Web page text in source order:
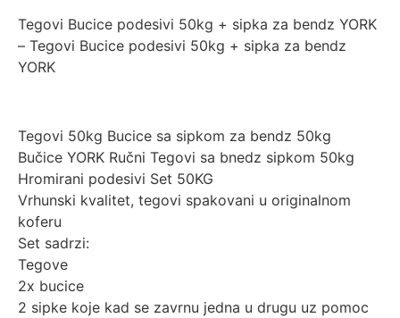
Tegovi Bucice podesivi 50kg + sipka za bendz YORK
– Tegovi Bucice podesivi 50kg + sipka za bendz
YORK
Tegovi 50kg Bucice sa sipkom za bendz 50kg
Bučice YORK Ručni Tegovi sa bnedz sipkom 50kg
Hromirani podesivi Set 50KG
Vrhunski kvalitet, tegovi spakovani u originalnom
koferu
Set sadrzi:
Tegove
2x bucice
2 sipke koje kad se zavrnu jedna u drugu uz pomoc